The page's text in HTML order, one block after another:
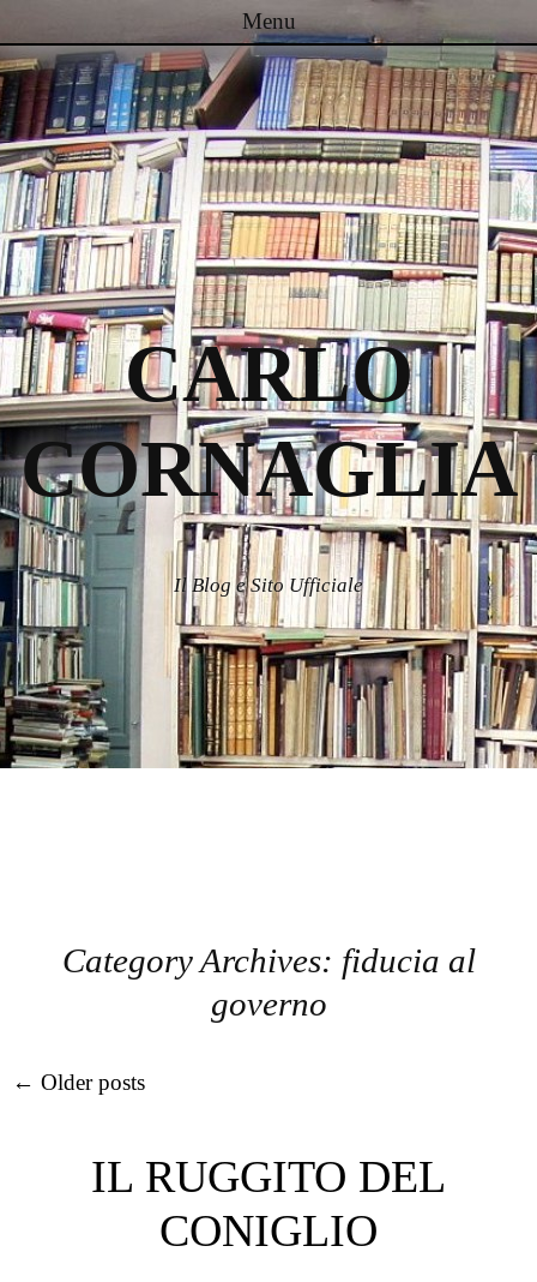
CARLO
CORNAGLIA
Il Blog e Sito Ufficiale
Menu
Passa al contenuto
Category Archives: fiducia al
governo
Post navigation
← Older posts
IL RUGGITO DEL
CONIGLIO